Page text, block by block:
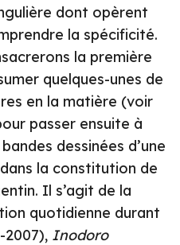
dont opèrent
la spécificité.
la première
quelques-unes de
en la matière (voir
passer ensuite à
dessinées d’une
la constitution de
Il s’agit de la
quotidienne durant
2007), Inodoro